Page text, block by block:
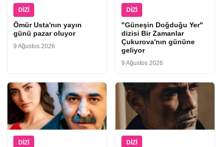
DIZI
Ömür Usta'nın yayın
günü pazar oluyor
9 Ağustos 2026
DIZI
"Güneşin Doğduğu Yer"
dizisi Bir Zamanlar
Çukurova'nın gününe
geliyor
9 Ağustos 2026
DIZI DIZI